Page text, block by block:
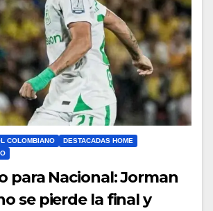
COLOMBIANO
DESTACADAS HOME
para Nacional: Jorman
se pierde la final y